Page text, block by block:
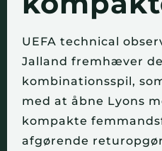
UEFA technical
Jalland fremhæver
kombinationsspil,
med at åbne Lyons
kompakte
afgørende